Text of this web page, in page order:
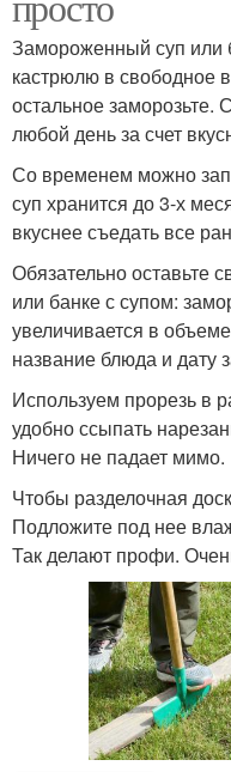
Замороженный суп или
кастрюлю в свободное
остальное заморозьте.
любой день за счет
Со временем можно
суп хранится до 3-х
вкуснее съедать все
Обязательно оставьте
или банке с супом:
увеличивается в
название блюда и дату
Используем прорезь в
удобно ссыпать
Ничего не падает мимо.
Чтобы разделочная
Подложите под нее
Так делают профи.